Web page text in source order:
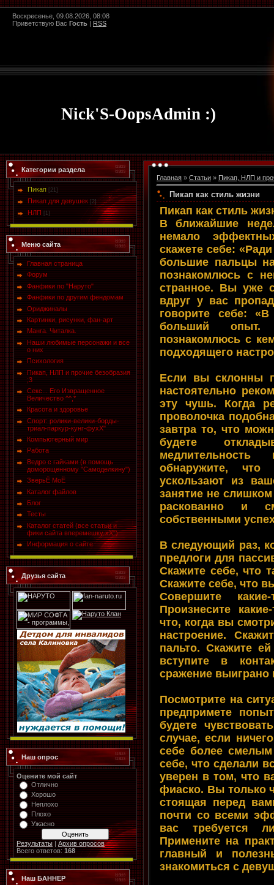
Воскресенье, 09.08.2026, 08:08
Приветствую Вас Гость | RSS
Nick'S-OopsAdmin :)
Категории раздела
Пикап [21]
Пикап для девушек [2]
НЛП [1]
Меню сайта
Главная страница
Форум
Фанфики по "Наруто"
Фанфики по другим фендомам
Ориджиналы
Картинки, рисунки, фан-арт
Манга. Читалка.
Наши любимые персонажи и все
о них
Психология
Пикап, НЛП и прочие безобразия
;3
Секс... Его Извращенное
Величество ^^,*
Красота и здоровье
Спорт: ролики-велики-борды-
триал-паркур-кунг-фухХ"
Компьютерный мир
Работа
Ведро с гайками (в помощь
доморощенному "Самоделкину")
ЗверьЁ МоЁ
Каталог файлов
Блог
Тесты
Каталог статей (все статьи и
фики сайта вперемешку хХ")
Информация о сайте
Друзья сайта
Наш опрос
Оцените мой сайт
Отлично
Хорошо
Неплохо
Плохо
Ужасно
Результаты | Архив опросов
Всего ответов: 168
Наш БАННЕР
Главная » Статьи » Пикап, НЛП и
Пикап как стиль жизни
Пикап как стиль
В ближайшие
немало
скажете себе:
большие пальцы
познакомлюсь с
странное. Вы уже
вдруг у вас
говорите себе:
больший опыт.
познакомлюсь с
подходящего
Если вы склонны
настоятельно
эту чушь. Когда
проволочка
завтра то, что
будете
обнаружите,
ускользают из
занятие не
раскованно и
собственными
В следующий раз,
предлоги для
Скажите себе, что
Скажите себе, что
Совершите
Произнесите
что, когда вы
настроение.
пальто. Скажите
вступите в
сражение выиграно
Посмотрите на
предпримете
будете
случае, если
себе более смелым
себе, что сделали
уверен в том, что
фиаско. Вы только
стоящая перед
почти со всеми
вас требуется
Примените на
главный и
знакомиться с